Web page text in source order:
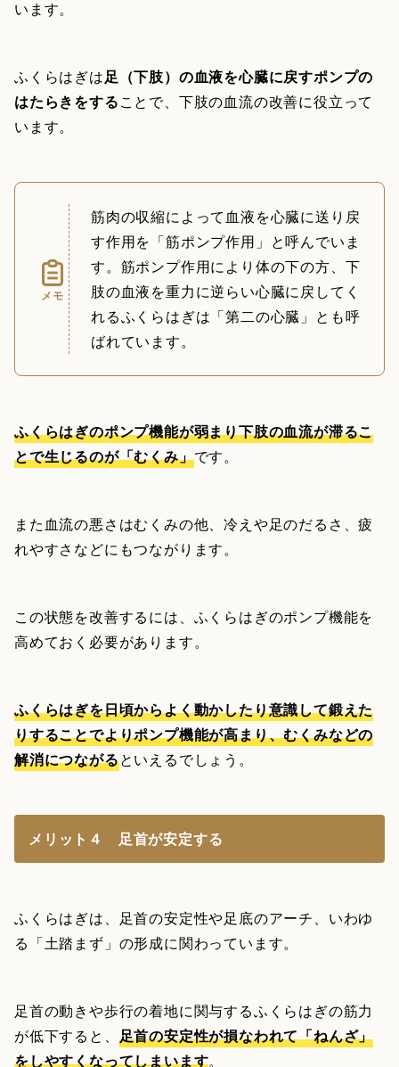
います。
ふくらはぎは足（下肢）の血液を心臓に戻すポンプの
はたらきをすることで、下肢の血流の改善に役立って
います。
メモ
筋肉の収縮によって血液を心臓に送り戻
す作用を「筋ポンプ作用」と呼んでいま
す。筋ポンプ作用により体の下の方、下
肢の血液を重力に逆らい心臓に戻してく
れるふくらはぎは「第二の心臓」とも呼
ばれています。
ふくらはぎのポンプ機能が弱まり下肢の血流が滞るこ
とで生じるのが「むくみ」です。
また血流の悪さはむくみの他、冷えや足のだるさ、疲
れやすさなどにもつながります。
この状態を改善するには、ふくらはぎのポンプ機能を
高めておく必要があります。
ふくらはぎを日頃からよく動かしたり意識して鍛えた
りすることでよりポンプ機能が高まり、むくみなどの
解消につながるといえるでしょう。
メリット４ 足首が安定する
ふくらはぎは、足首の安定性や足底のアーチ、いわゆ
る「土踏まず」の形成に関わっています。
足首の動きや歩行の着地に関与するふくらはぎの筋力
が低下すると、 足首の安定性が損なわれて「ねんざ」
をしやすくなってしまいます。